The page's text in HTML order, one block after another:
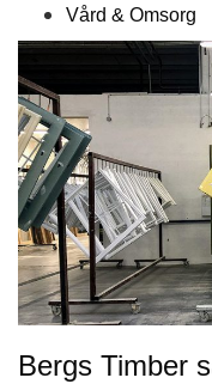
Vård & Omsorg
Bergs Timber